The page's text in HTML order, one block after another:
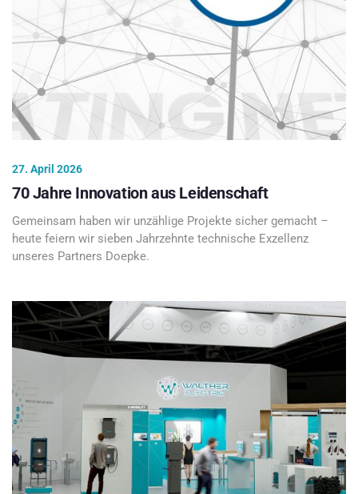
27. April 2026
70 Jahre Innovation aus Leidenschaft
Gemeinsam haben wir unzählige Projekte sicher gemacht –
heute feiern wir sieben Jahrzehnte technische Exzellenz
unseres Partners Doepke.